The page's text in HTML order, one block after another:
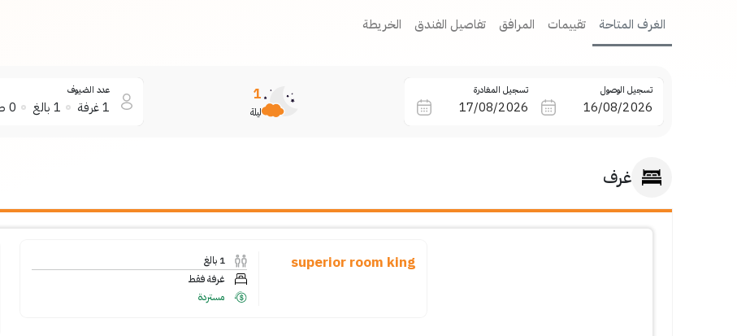
الغرف المتاحة تقييمات المرافق تفاصيل الفندق الخريطة
تسجيل الوصول تسجيل المغادرة 1
ليلة
عدد الضيوف
1غرفة 1 بالغ 0
غرف
superior room king
1 بالغ
غرفة فقط
مستردة